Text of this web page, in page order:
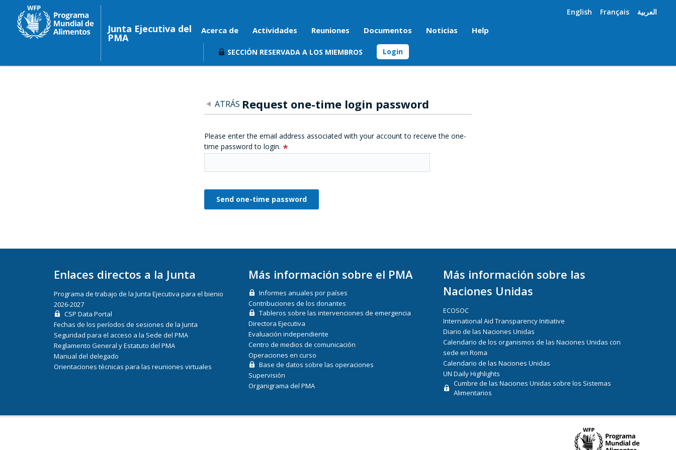
Junta Ejecutiva del
PMA
English Français العربية
Acerca de Actividades Reuniones Documentos Noticias Help
SECCIÓN RESERVADA A LOS MIEMBROS Login
ATRÁS Request one-time login password
Please enter the email address associated with your account to receive the one-
time password to login.
Enlaces directos a la Junta
Programa de trabajo de la Junta Ejecutiva para el bienio
2026-2027
CSP Data Portal
Fechas de los períodos de sesiones de la Junta
Seguridad para el acceso a la Sede del PMA
Reglamento General y Estatuto del PMA
Manual del delegado
Orientaciones técnicas para las reuniones virtuales
Más información sobre el PMA
Informes anuales por países
Contribuciones de los donantes
Tableros sobre las intervenciones de emergencia
Directora Ejecutiva
Evaluación independiente
Centro de medios de comunicación
Operaciones en curso
Base de datos sobre las operaciones
Supervisión
Organigrama del PMA
Más información sobre las
Naciones Unidas
ECOSOC
International Aid Transparency Initiative
Diario de las Naciones Unidas
Calendario de los organismos de las Naciones Unidas con
sede en Roma
Calendario de las Naciones Unidas
UN Daily Highlights
Cumbre de las Naciones Unidas sobre los Sistemas
Alimentarios